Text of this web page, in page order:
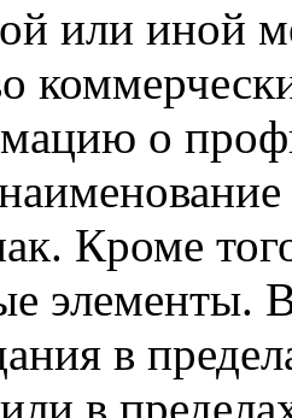
или иной
о
Кроме
элементы.
в
в